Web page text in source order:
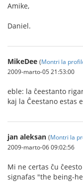
Amike,
Daniel.
MikeDee (Montri la
2009-marto-05 21:53:00
eble: la ĉeestanto
kaj la Ĉeestano estas
jan aleksan (Montri la
2009-marto-06 09:02:56
Mi ne certas ĉu
signafas "the being-